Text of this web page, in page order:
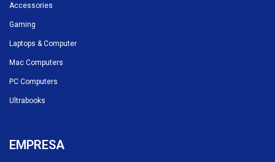
Accessories
Gaming
Laptops & Computer
Mac Computers
PC Computers
Ultrabooks
EMPRESA